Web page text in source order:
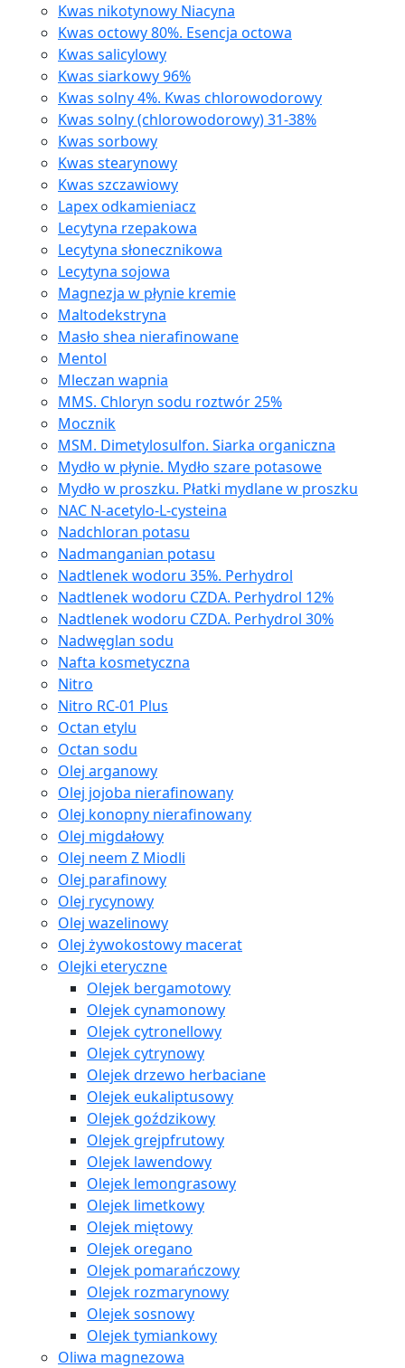
Kwas nikotynowy Niacyna
Kwas octowy 80%. Esencja octowa
Kwas salicylowy
Kwas siarkowy 96%
Kwas solny 4%. Kwas chlorowodorowy
Kwas solny (chlorowodorowy) 31-38%
Kwas sorbowy
Kwas stearynowy
Kwas szczawiowy
Lapex odkamieniacz
Lecytyna rzepakowa
Lecytyna słonecznikowa
Lecytyna sojowa
Magnezja w płynie kremie
Maltodekstryna
Masło shea nierafinowane
Mentol
Mleczan wapnia
MMS. Chloryn sodu roztwór 25%
Mocznik
MSM. Dimetylosulfon. Siarka organiczna
Mydło w płynie. Mydło szare potasowe
Mydło w proszku. Płatki mydlane w proszku
NAC N-acetylo-L-cysteina
Nadchloran potasu
Nadmanganian potasu
Nadtlenek wodoru 35%. Perhydrol
Nadtlenek wodoru CZDA. Perhydrol 12%
Nadtlenek wodoru CZDA. Perhydrol 30%
Nadwęglan sodu
Nafta kosmetyczna
Nitro
Nitro RC-01 Plus
Octan etylu
Octan sodu
Olej arganowy
Olej jojoba nierafinowany
Olej konopny nierafinowany
Olej migdałowy
Olej neem Z Miodli
Olej parafinowy
Olej rycynowy
Olej wazelinowy
Olej żywokostowy macerat
Olejki eteryczne
Olejek bergamotowy
Olejek cynamonowy
Olejek cytronellowy
Olejek cytrynowy
Olejek drzewo herbaciane
Olejek eukaliptusowy
Olejek goździkowy
Olejek grejpfrutowy
Olejek lawendowy
Olejek lemongrasowy
Olejek limetkowy
Olejek miętowy
Olejek oregano
Olejek pomarańczowy
Olejek rozmarynowy
Olejek sosnowy
Olejek tymiankowy
Oliwa magnezowa